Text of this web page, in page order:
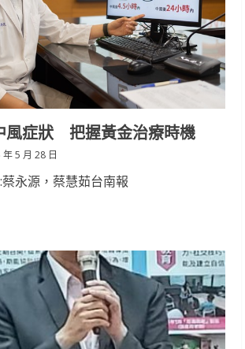
風症狀 把握黃金治療時機
5 月 28 日
蔡永源，蔡慧茹台南報